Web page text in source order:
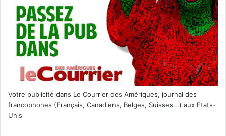
Votre publicité dans Le Courrier des Amériques, journal des
francophones (Français, Canadiens, Belges, Suisses...) aux Etats-
Unis